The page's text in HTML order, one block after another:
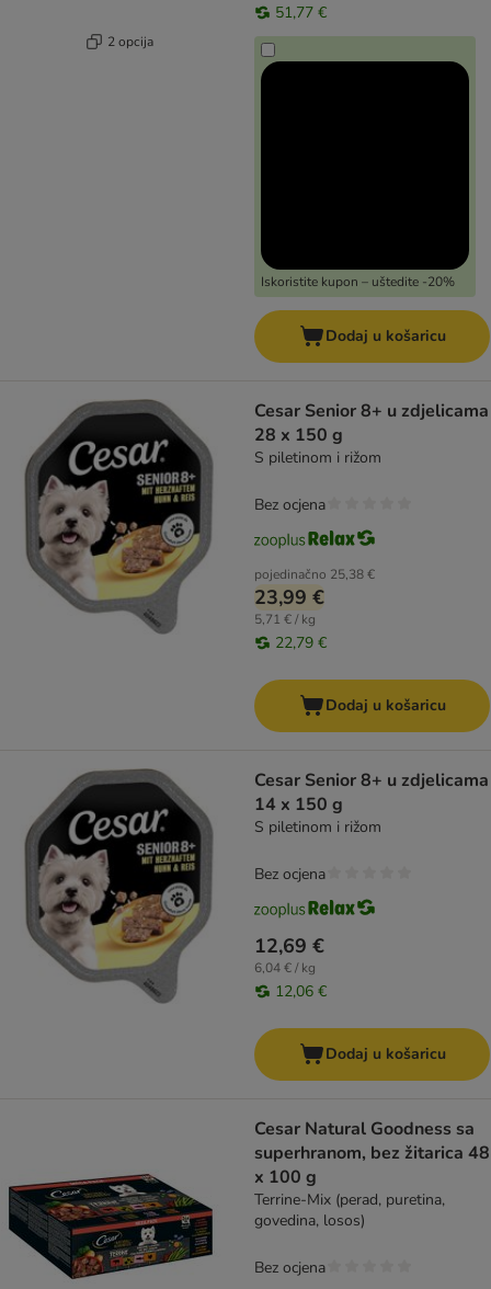
2 opcija
51,77 €
Iskoristite kupon – uštedite -20%
Dodaj u košaricu
Cesar Senior 8+ u zdjelicama
28 x 150 g
S piletinom i rižom
pojedinačno 25,38 €
23,99 €
5,71 € / kg
22,79 €
Bez ocjena
Dodaj u košaricu
Cesar Senior 8+ u zdjelicama
14 x 150 g
S piletinom i rižom
12,69 €
6,04 € / kg
12,06 €
Bez ocjena
Dodaj u košaricu
Cesar Natural Goodness sa
superhranom, bez žitarica 48
x 100 g
Terrine-Mix (perad, puretina,
govedina, losos)
Bez ocjena